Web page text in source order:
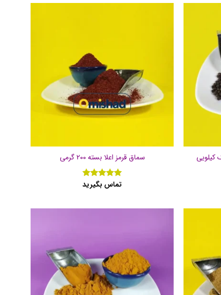
سماق قرمز اعلا بسته 200 گرمی
نمره 5از
تماس بگیرید